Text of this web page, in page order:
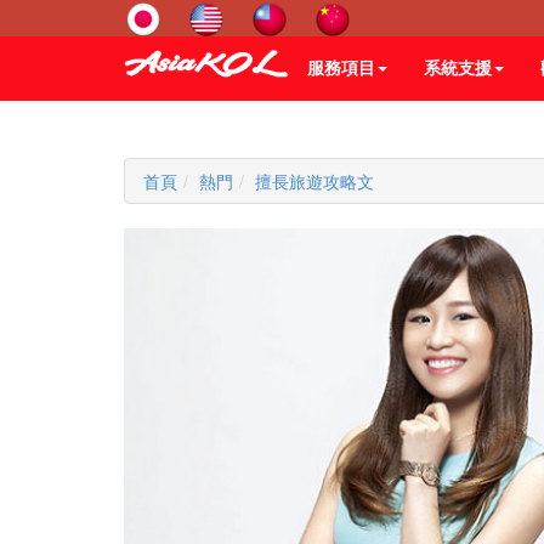
服務項目 系統支援
首頁 熱門 擅長旅遊攻略文